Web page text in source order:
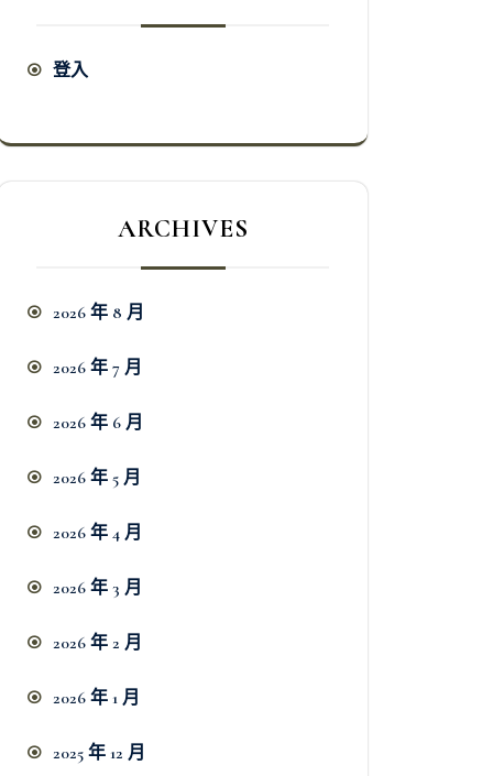
登入
ARCHIVES
2026 年 8 月
2026 年 7 月
2026 年 6 月
2026 年 5 月
2026 年 4 月
2026 年 3 月
2026 年 2 月
2026 年 1 月
2025 年 12 月